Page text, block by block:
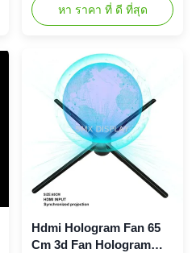
Indoor advertisement The
works like an evolved version
clocks many people have on
their bedside tables.A set of
LED propellers rotate at a
rapid speed, to create high-
resolution animations that just
หา ราคา ที่ ดี ที่สุด
Hdmi Hologram Fan 65
Cm 3d Fan Hologram